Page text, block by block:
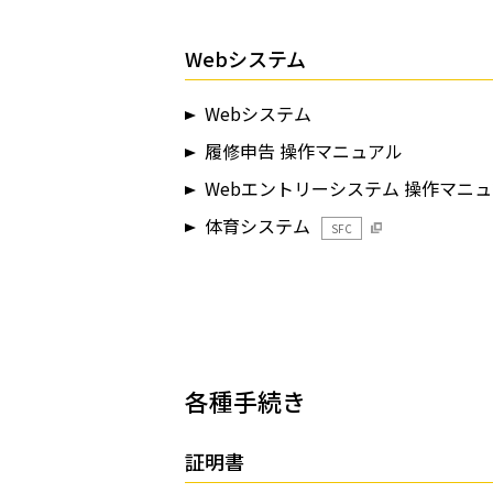
Webシステム
Webシステム
履修申告 操作マニュアル
Webエントリーシステム 操作マニ
体育システム
SFC
各種手続き
証明書